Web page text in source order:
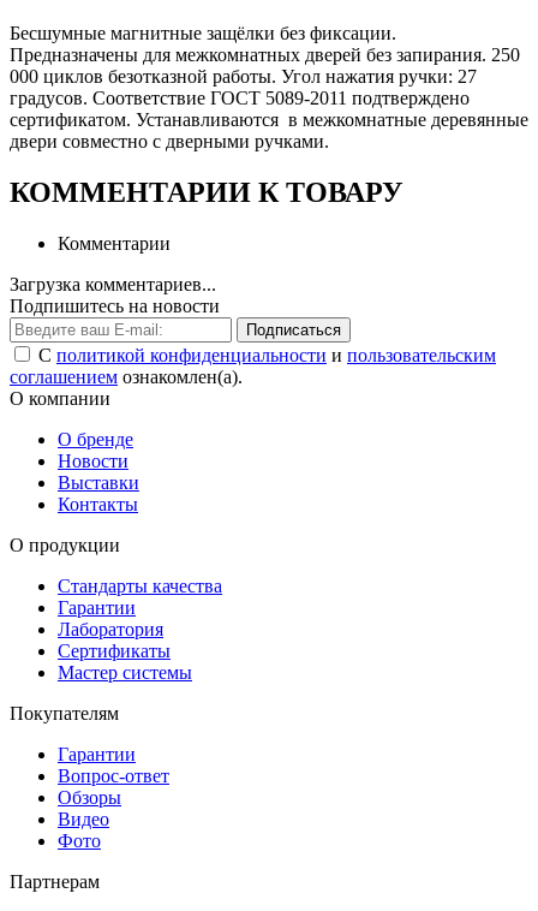
Бесшумные магнитные защёлки без фиксации.
Предназначены для межкомнатных дверей без запирания. 250
000 циклов безотказной работы. Угол нажатия ручки: 27
градусов. Соответствие ГОСТ 5089-2011 подтверждено
сертификатом. Устанавливаются в межкомнатные деревянные
двери совместно с дверными ручками.
КОММЕНТАРИИ К ТОВАРУ
Комментарии
Загрузка комментариев...
Подпишитесь на новости
Подписаться
С политикой конфиденциальности и пользовательским
соглашением ознакомлен(а).
О компании
О бренде
Новости
Выставки
Контакты
О продукции
Стандарты качества
Гарантии
Лаборатория
Сертификаты
Мастер системы
Покупателям
Гарантии
Вопрос-ответ
Обзоры
Видео
Фото
Партнерам